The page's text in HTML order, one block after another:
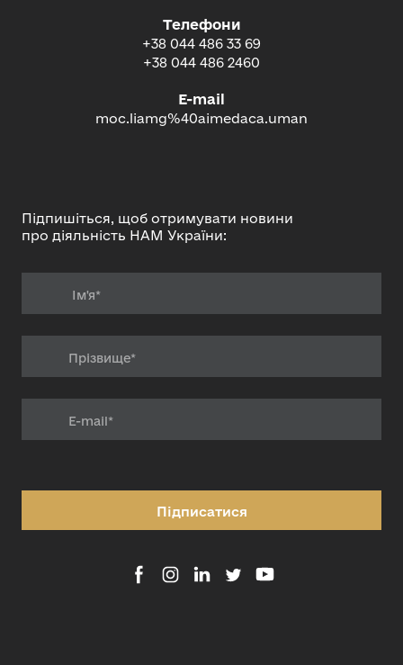
Телефони
+38 044 486 33 69
+38 044 486 2460
E-mail
moc.liamg%40aimedaca.uman
Підпишіться, щоб отримувати новини
про діяльність НАМ України:
Підписатися